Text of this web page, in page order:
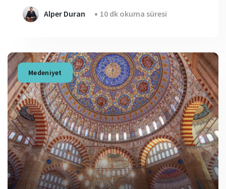
Alper Duran 10 dk okuma süresi
Medeniyet